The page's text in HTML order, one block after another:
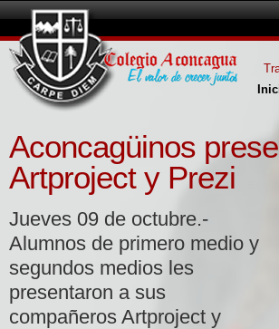
Aconcagüinos
Artproject y Prezi
Jueves 09 de octubre.-
Alumnos de primero medio y
segundos medios les
presentaron a sus
compañeros Artproject y